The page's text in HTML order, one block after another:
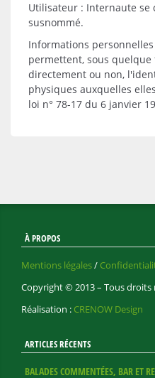
Utilisateur : Internaute se
susnommé.
Informations
permettent, sous quelque
directement ou non,
physiques auxquelles
loi n° 78-17 du 6 janvier
À PROPOS
Mentions légales/
Copyright © 2013 – Tous droits
Réalisation : CRENOW Design
ARTICLES RÉCENTS
BALADES COMMENTÉES, BAR ET